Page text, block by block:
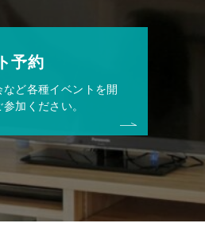
予約
ど各種イベントを開
加ください。